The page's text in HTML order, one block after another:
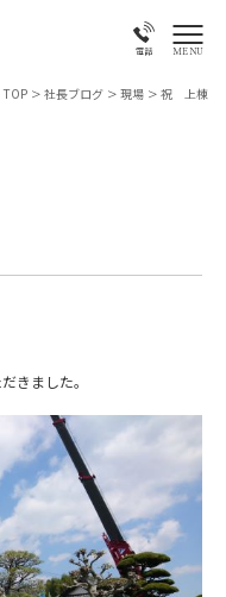
電話 MENU
TOP > 社長ブログ > 現場 > 祝 上棟
きました。